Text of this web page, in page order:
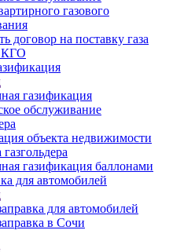
газового
договор на поставку газа
газификация
обслуживание
объекта недвижимости
газификация баллонами
для автомобилей
для автомобилей
в Сочи